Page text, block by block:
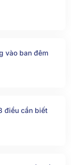
vào ban đêm
điều cần biết